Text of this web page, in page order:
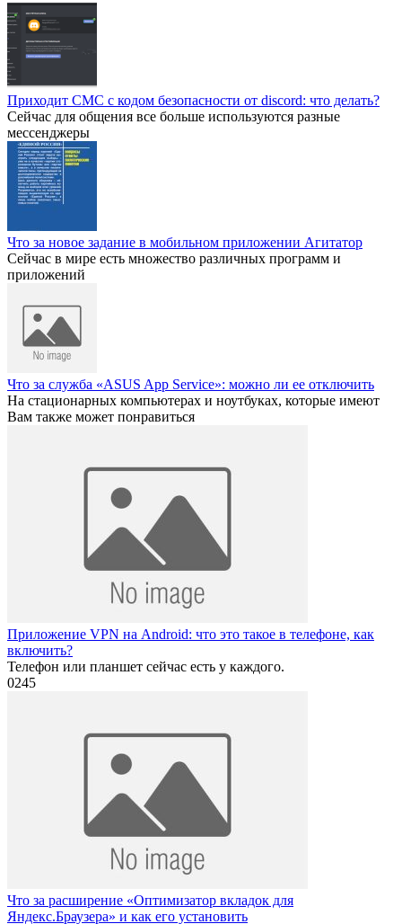
Приходит СМС с кодом безопасности от discord: что делать?
Сейчас для общения все больше используются разные
мессенджеры
Что за новое задание в мобильном приложении Агитатор
Сейчас в мире есть множество различных программ и
приложений
Что за служба «ASUS App Service»: можно ли ее отключить
На стационарных компьютерах и ноутбуках, которые имеют
Вам также может понравиться
Приложение VPN на Android: что это такое в телефоне, как
включить?
Телефон или планшет сейчас есть у каждого.
0245
Что за расширение «Оптимизатор вкладок для
Яндекс.Браузера» и как его установить